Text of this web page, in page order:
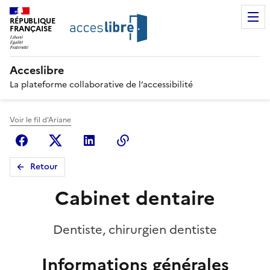
RÉPUBLIQUE
FRANÇAISE
Acceslibre
La plateforme collaborative de l’accessibilité
Voir le fil d'Ariane
FacebookX (anciennement Twitter)
Linkedin
Retour
Cabinet dentaire
Dentiste, chirurgien dentiste
Informations générales